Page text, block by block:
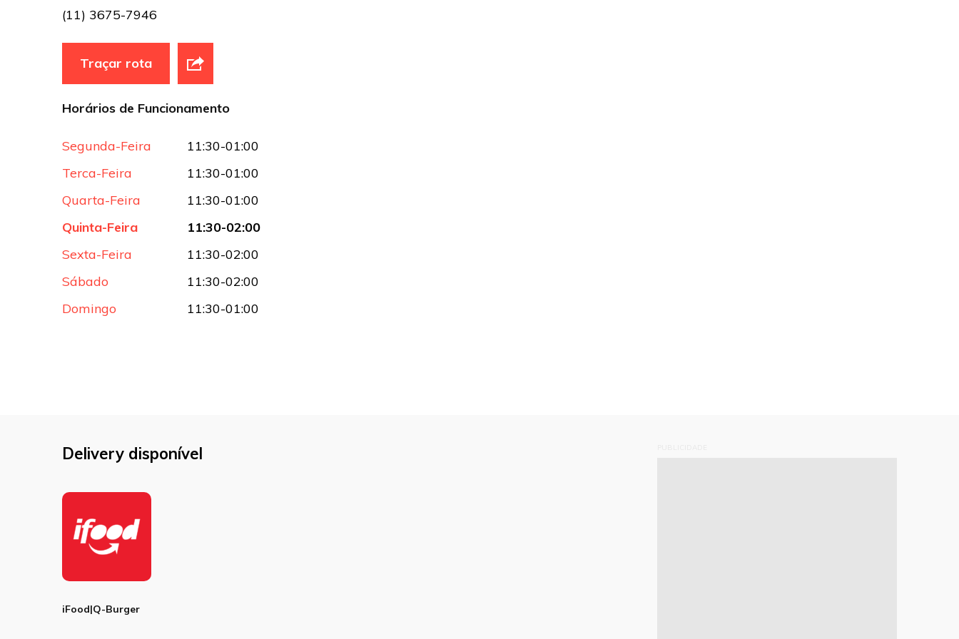
(11) 3675-7946
Traçar rota
Horários de Funcionamento
Segunda-Feira
11:30-01:00
Terca-Feira
11:30-01:00
Quarta-Feira
11:30-01:00
Quinta-Feira
11:30-02:00
Sexta-Feira
11:30-02:00
Sábado
11:30-02:00
Domingo
11:30-01:00
Delivery disponível
iFood|Q-Burger